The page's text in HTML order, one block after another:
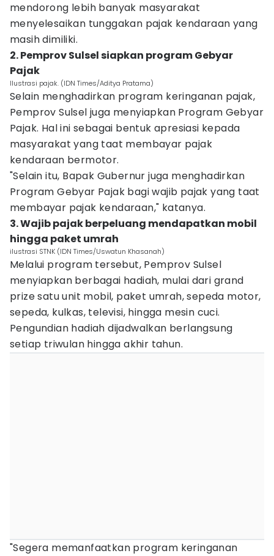
mendorong lebih banyak masyarakat
menyelesaikan tunggakan pajak kendaraan yang
masih dimiliki.
2. Pemprov Sulsel siapkan program Gebyar
Pajak
Ilustrasi pajak. (IDN Times/Aditya Pratama)
Selain menghadirkan program keringanan pajak,
Pemprov Sulsel juga menyiapkan Program Gebyar
Pajak. Hal ini sebagai bentuk apresiasi kepada
masyarakat yang taat membayar pajak
kendaraan bermotor.
"Selain itu, Bapak Gubernur juga menghadirkan
Program Gebyar Pajak bagi wajib pajak yang taat
membayar pajak kendaraan," katanya.
3. Wajib pajak berpeluang mendapatkan mobil
hingga paket umrah
ilustrasi STNK (IDN Times/Uswatun Khasanah)
Melalui program tersebut, Pemprov Sulsel
menyiapkan berbagai hadiah, mulai dari grand
prize satu unit mobil, paket umrah, sepeda motor,
sepeda, kulkas, televisi, hingga mesin cuci.
Pengundian hadiah dijadwalkan berlangsung
setiap triwulan hingga akhir tahun.
"Segera memanfaatkan program keringanan